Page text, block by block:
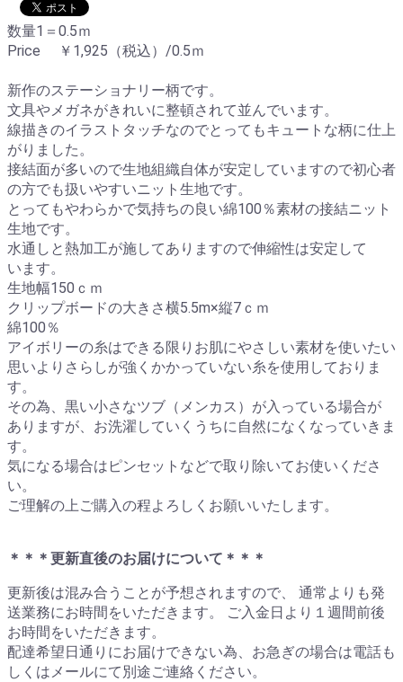
数量1＝0.5ｍ
Price ￥1,925（税込）/0.5ｍ
新作のステーショナリー柄です。
文具やメガネがきれいに整頓されて並んでいます。
線描きのイラストタッチなのでとってもキュートな柄に仕上
がりました。
接結面が多いので生地組織自体が安定していますので初心者
の方でも扱いやすいニット生地です。
とってもやわらかで気持ちの良い綿100％素材の接結ニット
生地です。
水通しと熱加工が施してありますので伸縮性は安定して
います。
生地幅150ｃｍ
クリップボードの大きさ横5.5m×縦7ｃｍ
綿100％
アイボリーの糸はできる限りお肌にやさしい素材を使いたい
思いよりさらしが強くかかっていない糸を使用しておりま
す。
その為、黒い小さなツブ（メンカス）が入っている場合が
ありますが、お洗濯していくうちに自然になくなっていきま
す。
気になる場合はピンセットなどで取り除いてお使いくださ
い。
ご理解の上ご購入の程よろしくお願いいたします。
＊＊＊更新直後のお届けについて＊＊＊
更新後は混み合うことが予想されますので、 通常よりも発
送業務にお時間をいただきます。 ご入金日より１週間前後
お時間をいただきます。
配達希望日通りにお届けできない為、お急ぎの場合は電話も
しくはメールにて別途ご連絡ください。